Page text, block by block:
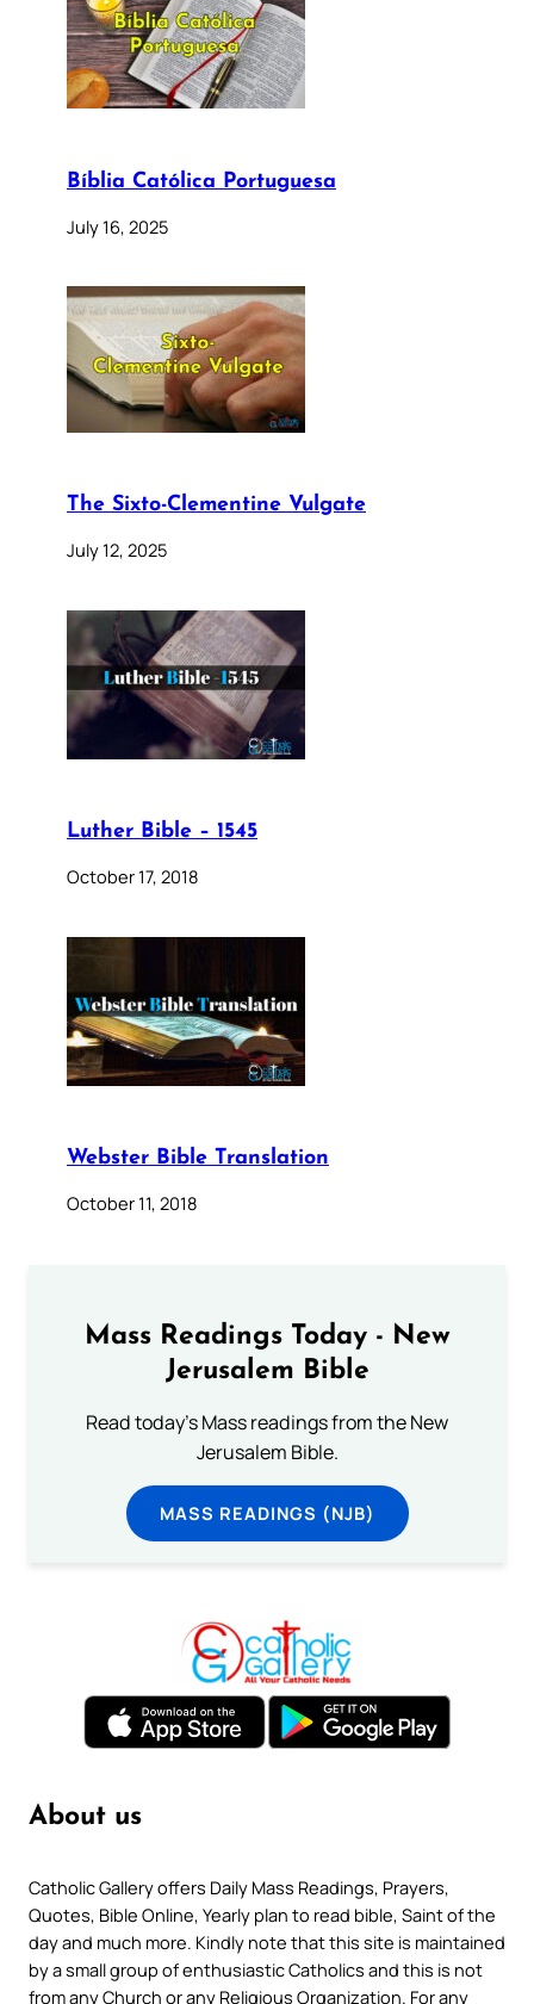
Bíblia Católica Portuguesa
July 16, 2025
The Sixto-Clementine Vulgate
July 12, 2025
Luther Bible – 1545
October 17, 2018
Webster Bible Translation
October 11, 2018
Mass Readings Today - New
Jerusalem Bible
Read today's Mass readings from the New
Jerusalem Bible.
MASS READINGS (NJB)
About us
Catholic Gallery offers Daily Mass Readings, Prayers,
Quotes, Bible Online, Yearly plan to read bible, Saint of the
day and much more. Kindly note that this site is maintained
by a small group of enthusiastic Catholics and this is not
from any Church or any Religious Organization. For any